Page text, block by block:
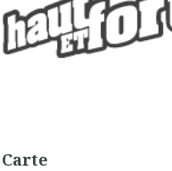
Carte